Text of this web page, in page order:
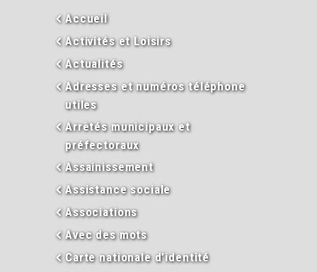
Accueil
Activités et Loisirs
Actualités
Adresses et numéros téléphone
utiles
Arrêtés municipaux et
préfectoraux
Assainissement
Assistance sociale
Associations
Avec des mots
Carte nationale d’identité